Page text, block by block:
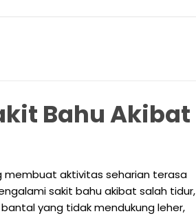
Bahu Akibat
membuat aktivitas seharian terasa
sakit bahu akibat salah tidur,
yang tidak mendukung leher,